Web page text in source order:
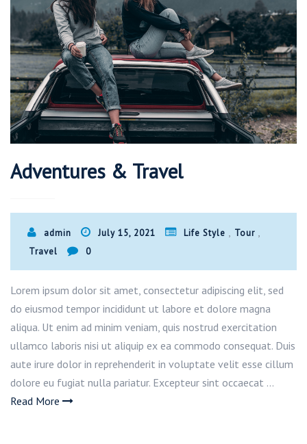
Adventures & Travel
admin July 15, 2021 Life Style Tour
Travel 0
Lorem ipsum dolor sit amet, consectetur adipiscing elit, sed
do eiusmod tempor incididunt ut labore et dolore magna
aliqua. Ut enim ad minim veniam, quis nostrud exercitation
ullamco laboris nisi ut aliquip ex ea commodo consequat. Duis
aute irure dolor in reprehenderit in voluptate velit esse cillum
dolore eu fugiat nulla pariatur. Excepteur sint occaecat …
Read More